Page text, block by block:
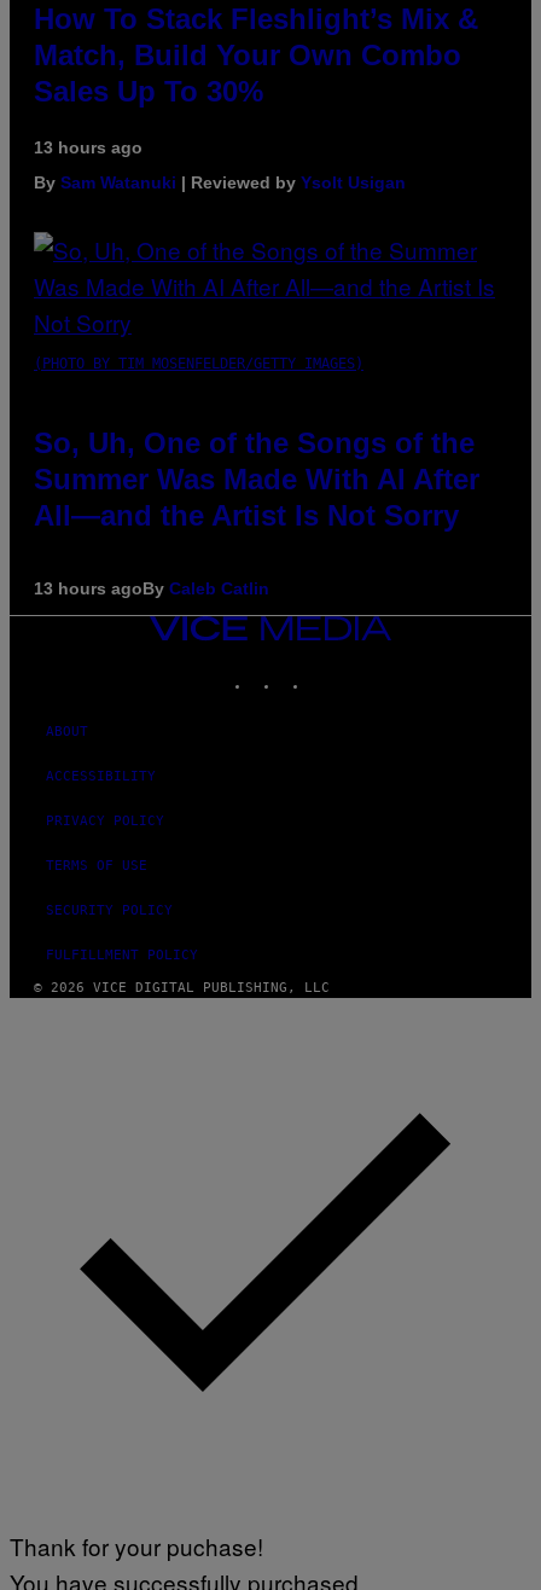
How To Stack Fleshlight’s Mix &
Match, Build Your Own Combo
Sales Up To 30%
13 hours ago
By Sam Watanuki | Reviewed by Ysolt Usigan
(PHOTO BY TIM MOSENFELDER/GETTY IMAGES)
So, Uh, One of the Songs of the
Summer Was Made With AI After
All—and the Artist Is Not Sorry
13 hours agoBy Caleb Catlin
VICE
MEDIA
ABOUT
ACCESSIBILITY
PRIVACY POLICY
TERMS OF USE
SECURITY POLICY
FULFILLMENT POLICY
© 2026 VICE DIGITAL PUBLISHING, LLC
Thank for your puchase!
You have successfully purchased.